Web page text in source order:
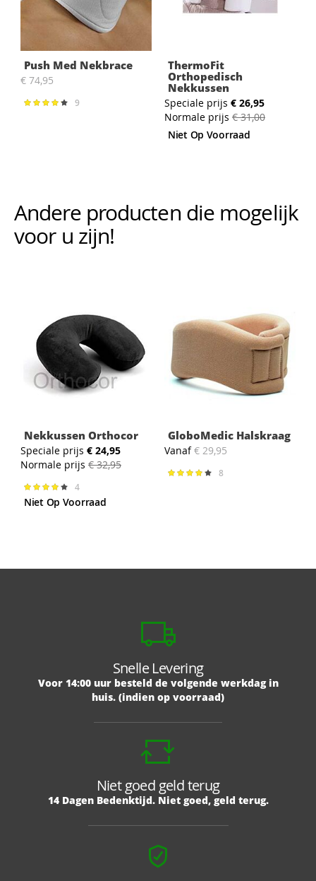
Push Med Nekbrace
€ 74,95
Waardering:
9
ThermoFit
Orthopedisch
Nekkussen
Speciale prijs € 26,95
Normale prijs € 31,00
Niet Op Voorraad
Andere producten die mogelijk
voor u zijn!
Nekkussen Orthocor
Speciale prijs € 24,95
Normale prijs € 32,95
Waardering:
82%
4
Niet Op Voorraad
GloboMedic Halskraag
Vanaf € 29,95
Waardering:
8
Snelle Levering
Voor 14:00 uur besteld de volgende werkdag in
huis. (indien op voorraad)
Niet goed geld terug
14 Dagen Bedenktijd. Niet goed, geld terug.